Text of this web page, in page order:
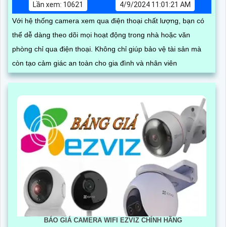
Lần xem: 10621
4/9/2024 11:01:21 AM
Với hệ thống camera xem qua điện thoại chất lượng, bạn có
thể dễ dàng theo dõi mọi hoạt động trong nhà hoặc văn
phòng chỉ qua điện thoại. Không chỉ giúp bảo vệ tài sản mà
còn tạo cảm giác an toàn cho gia đình và nhân viên
BÁO GIÁ CAMERA WIFI EZVIZ CHÍNH HÃNG